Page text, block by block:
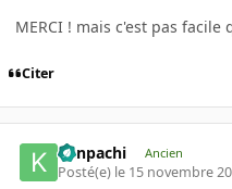
MERCI ! mais c'est pas
Citer
Kenpachi Ancien
Posté(e) le 15 novembre